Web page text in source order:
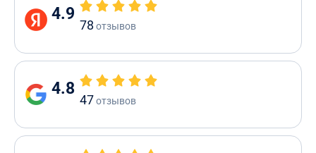
4.9
78 отзывов
4.8
47отзывов